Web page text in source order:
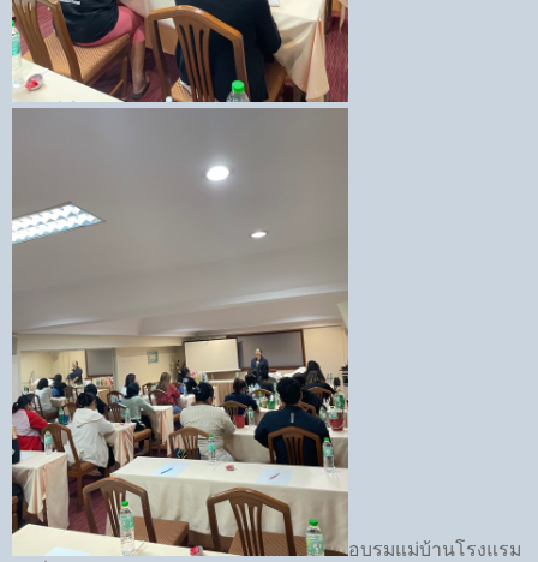
อบรมแม่บ้านโรงแรม